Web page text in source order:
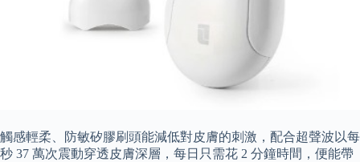
觸感輕柔、防敏矽膠刷頭能減低對皮膚的刺激，配合超聲波以每
秒 37 萬次震動穿透皮膚深層，每日只需花 2 分鐘時間，便能帶